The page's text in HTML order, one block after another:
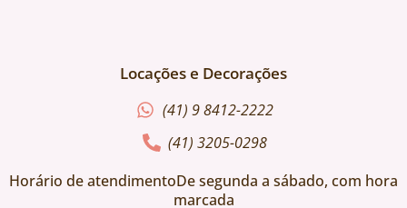
Locações e Decorações
(41) 9 8412-2222
(41) 3205-0298
Horário de atendimentoDe segunda a sábado, com hora
marcada